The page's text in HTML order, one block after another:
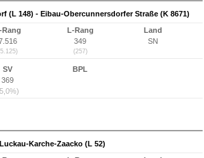
(L 148) - Eibau-Obercunnersdorfer Straße (K 8671)
Rang
L-Rang
349
(257)
Land
SN
SV
369
BPL
Karche-Zaacko (L 52)